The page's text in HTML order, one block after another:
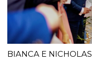
BIANCA E NICHOLAS